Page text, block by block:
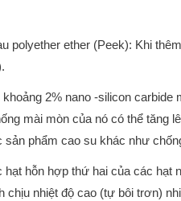
polyether ether (Peek): Khi
2% nano -silicon
mài mòn của nó có thể tăng
phẩm cao su khác như
hỗn hợp thứ hai của các hạt
nhiệt độ cao (tự bôi trơn)